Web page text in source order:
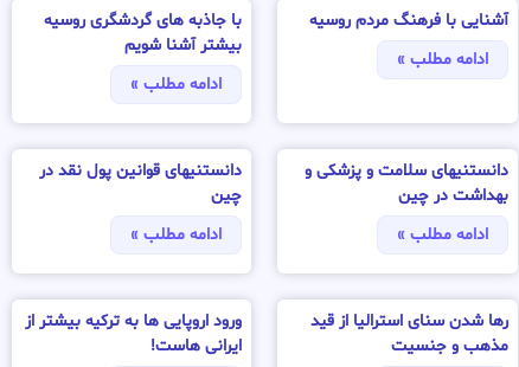
آشنایی با فرهنگ مردم روسیه
ادامه مطلب »
با جاذبه های گردشگری روسیه
بیشتر آشنا شویم
ادامه مطلب »
دانستنیهای سلامت و پزشکی و
بهداشت در چین
ادامه مطلب »
دانستنیهای قوانین پول نقد در
چین
ادامه مطلب »
رها شدن سنای استرالیا از قید
مذهب و جنسیت
ورود اروپایی ها به ترکیه بیشتر از
ایرانی هاست!